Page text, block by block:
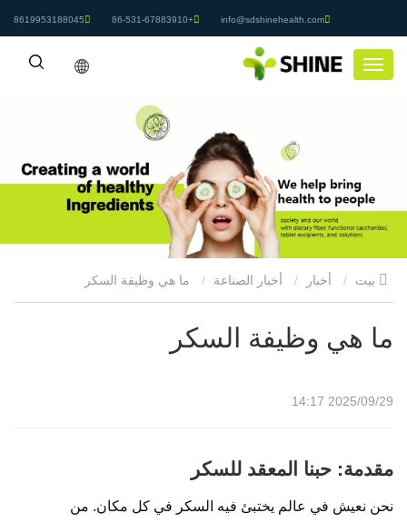
info@sdshinehealth.com
+86-531-67883910
8619953188045
أخبار أخبار الصناعة
ما هي وظيفة السكر
2025/09/29 14:17
مقدمة: حبنا المعقد للسكر
نحن نعيش في عالم يختبئ فيه السكر في كل مكان. من